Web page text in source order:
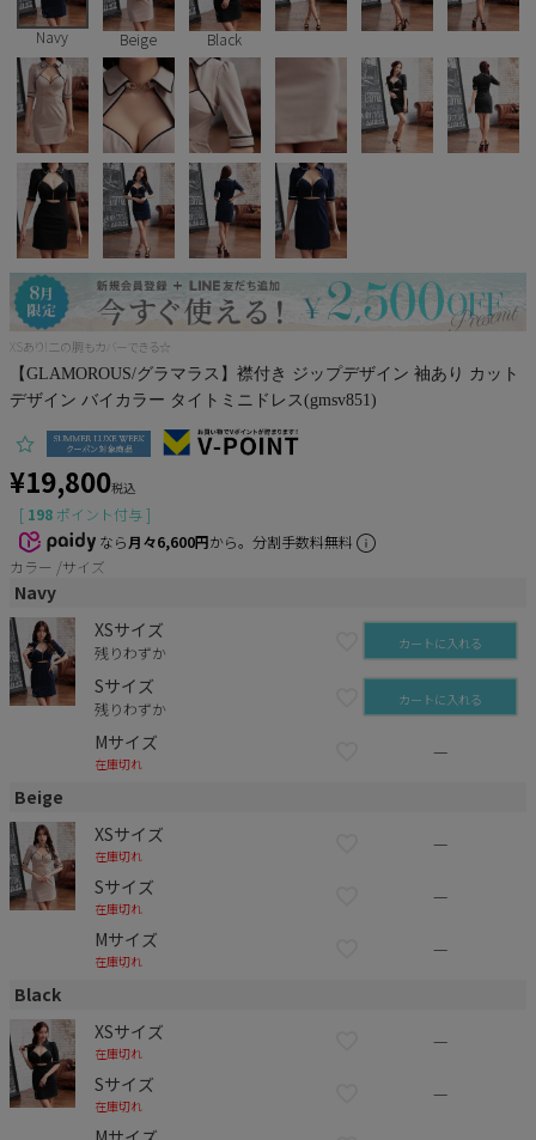
Rechercher
Pleaser
Navy Beige Black
XSあり!二の腕もカバーできる☆
【GLAMOROUS/グラマラス】襟付き ジップデザイン 袖あり カット
デザイン バイカラー タイトミニドレス(gmsv851)
¥19,800税込
[ 198 ポイント付与 ]
なら月々6,600円から。分割手数料無料
カラー
サイズ
Navy
XSサイズ
残りわずか カートに入れる
Sサイズ
残りわずか カートに入れる
Mサイズ
在庫切れ
—
Beige
XSサイズ
在庫切れ
—
Sサイズ
在庫切れ
—
Mサイズ
在庫切れ
—
Black
XSサイズ
在庫切れ
—
Sサイズ
在庫切れ
—